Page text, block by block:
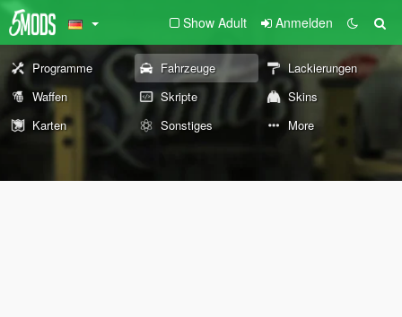
Show Adult Anmelden
Programme Fahrzeuge
Lackierungen
Waffen
Skripte
Skins
Karten
Sonstiges More